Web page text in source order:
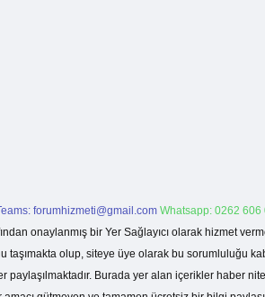
forumhizmeti@gmail.com Whatsapp: 0262 606
onaylanmış bir Yer Sağlayıcı olarak hizmet
olup, siteye üye olarak bu sorumluluğu
paylaşılmaktadır. Burada yer alan içerikler haber